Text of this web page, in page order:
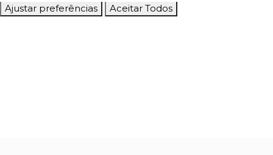
Ajustar preferências Aceitar Todos